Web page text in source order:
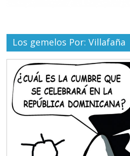
Los gemelos Por: Villafaña